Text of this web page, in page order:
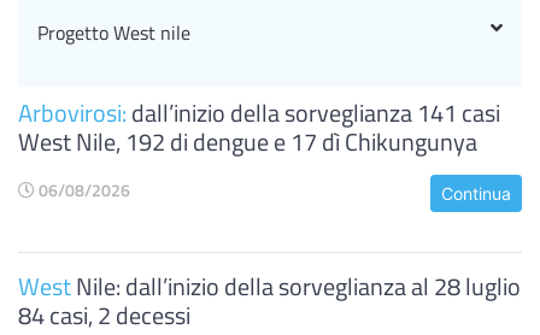
Arbovirosi:dall’inizio della sorveglianza 141 casi
West Nile, 192 di dengue e 17 dì Chikungunya
06/08/2026 Continua
WestNile: dall’inizio della sorveglianza al 28 luglio
84 casi, 2 decessi
Progetto West nile